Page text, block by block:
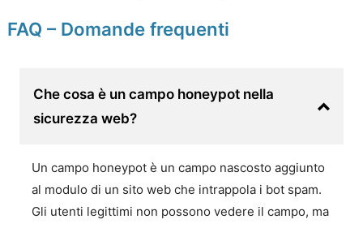
FAQ – Domande frequenti
Che cosa è un campo honeypot nella
sicurezza web?
Un campo honeypot è un campo nascosto aggiunto
al modulo di un sito web che intrappola i bot spam.
Gli utenti legittimi non possono vedere il campo, ma